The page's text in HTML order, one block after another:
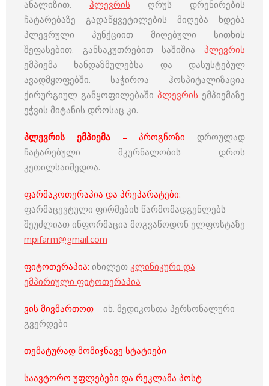
ანალიზით. პლევრის ღრუს დრენირების
ჩატარებაზე გადაწყვეტილების მიღება ხდება
პლევრული პუნქციით მიღებული სითხის
შეფასებით. განსაკუთრებით საშიშია პლევრის
ემპიემა ხანდაზმულებსა და დასუსტებულ
ავადმყოფებში. საჭიროა ჰოსპიტალიზაცია
ქირურგიულ განყოფილებაში პლევრის ემპიემაზე
ეჭვის მიტანის დროსაც კი.
პლევრის ემპიემა– პროგნოზი დროულად
ჩატარებული მკურნალობის დროს
კეთილსაიმედოა.
ფარმაკოთერაპია და პრეპარატები:
ფარმაცევტული ფირმების წარმომადგენლებს
შეუძლიათ ინფორმაცია მოგვაწოდონ ელფოსტაზე
mpifarm@gmail.com
ფიტოთერაპია: იხილეთ კლინიკური და
ემპირიული ფიტოთერაპია
ვის მივმართოთ – იხ. მედიკოსთა პერსონალური
გვერდები
თემატურად მომიჯნავე სტატიები
საავტორო უფლებები და რეკლამა პოსტ-